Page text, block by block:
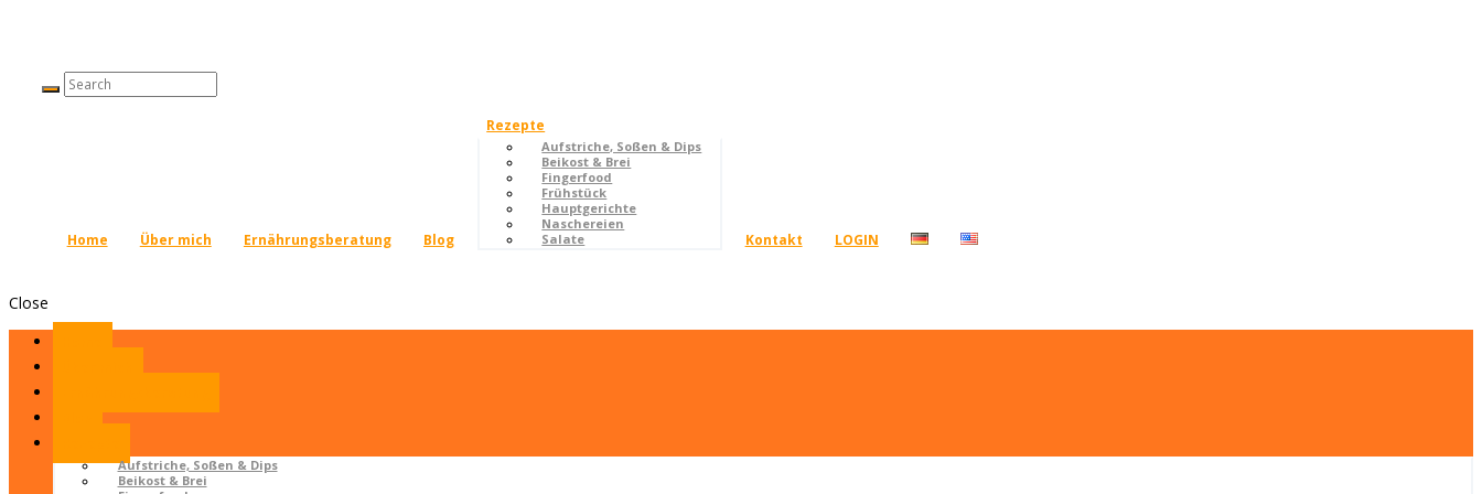
Home Über mich Ernährungsberatung Blog
Rezepte
Aufstriche, Soßen & Dips
Beikost & Brei
Fingerfood
Frühstück
Hauptgerichte
Naschereien
Salate
Kontakt LOGIN
Close
Aufstriche, Soßen & Dips
Beikost & Brei